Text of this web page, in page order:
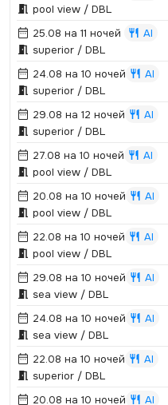
pool view / DBL
25.08 на 11 ночей
AI
superior / DBL
24.08 на 10 ночей
AI
superior / DBL
29.08 на 12 ночей
AI
superior / DBL
27.08 на 10 ночей
AI
pool view / DBL
20.08 на 10 ночей
AI
pool view / DBL
22.08 на 10 ночей
AI
pool view / DBL
29.08 на 10 ночей
AI
sea view / DBL
24.08 на 10 ночей
AI
sea view / DBL
22.08 на 10 ночей
AI
superior / DBL
20.08 на 10 ночей
AI